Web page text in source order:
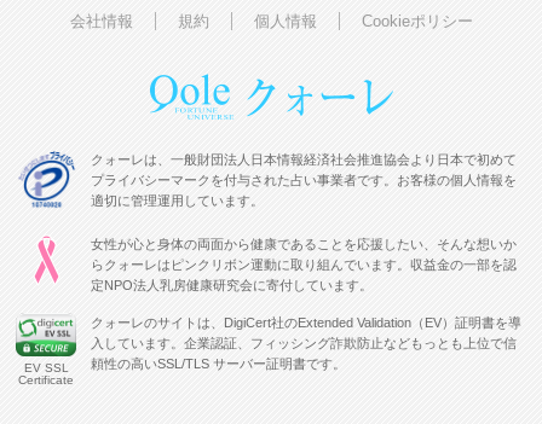
会社情報 規約 個人情報 Cookieポリシー
クォーレは、一般財団法人日本情報経済社会推進協会より日本で初めて
プライバシーマークを付与された占い事業者です。お客様の個人情報を
適切に管理運用しています。
女性が心と身体の両面から健康であることを応援したい、そんな想いか
らクォーレはピンクリボン運動に取り組んでいます。収益金の一部を認
定NPO法人乳房健康研究会に寄付しています。
EV SSL
Certificate
クォーレのサイトは、DigiCert社のExtended Validation（EV）証明書を導
入しています。企業認証、フィッシング詐欺防止などもっとも上位で信
頼性の高いSSL/TLS サーバー証明書です。